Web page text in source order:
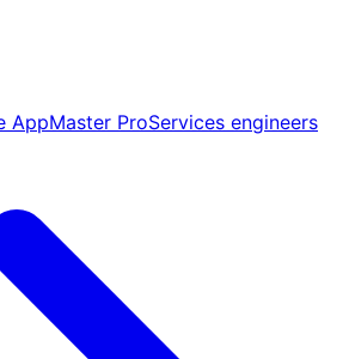
AppMaster ProServices engineers